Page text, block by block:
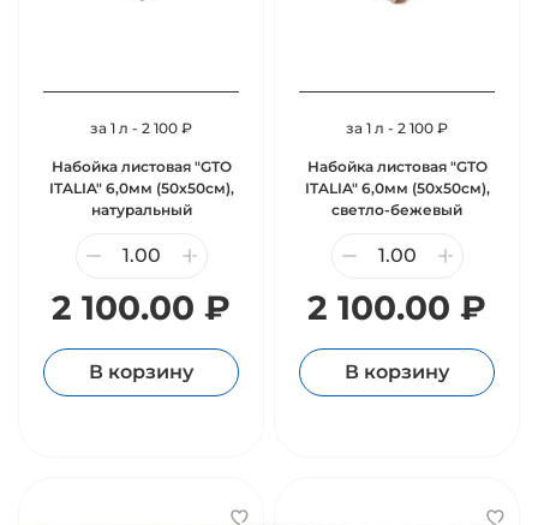
за 1 л - 2 100 ₽
Набойка листовая "GTO
ITALIA" 6,0мм (50х50см),
натуральный
2 100.00 ₽
В корзину
за 1 л - 2 100 ₽
Набойка листовая "GTO
ITALIA" 6,0мм (50х50см),
светло-бежевый
2 100.00 ₽
В корзину